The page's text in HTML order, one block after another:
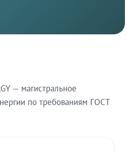
— магистральное
по требованиям ГОСТ